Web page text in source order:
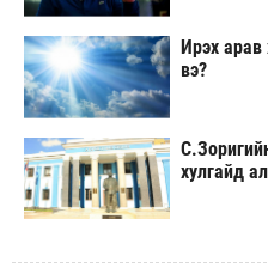
Ирэх арав
вэ?
хулгайд